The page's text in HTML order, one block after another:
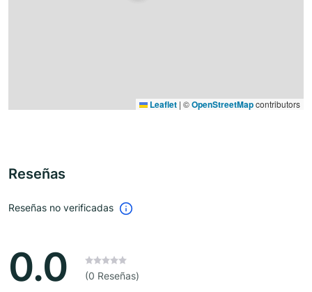
Leaflet | ©OpenStreetMapcontributors
Reseñas
Reseñas no verificadas
0.0 (0 Reseñas)